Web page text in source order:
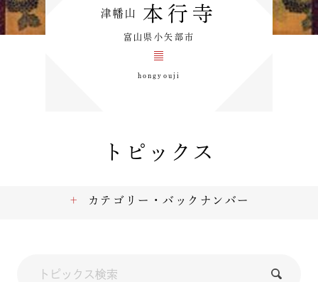
津幡山 本行寺
富山県小矢部市
hongyouji
トピックス
カテゴリー・バックナンバー